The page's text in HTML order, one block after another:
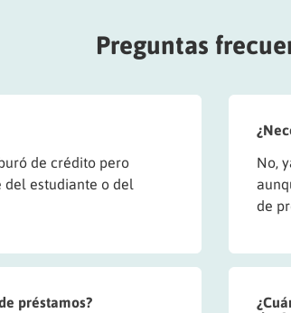
Preguntas
de crédito pero
del estudiante o del
préstamos?
No,
de